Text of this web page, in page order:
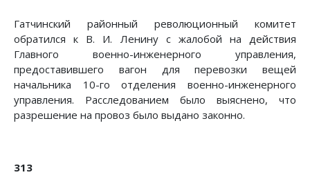
Гатчинский районный революционный комитет
обратился к В. И. Ленину с жалобой на действия
Главного военно-инженерного управления,
предоставившего вагон для перевозки вещей
начальника 10-го отделения военно-инженерного
управления. Расследованием было выяснено, что
разрешение на провоз было выдано законно.
313